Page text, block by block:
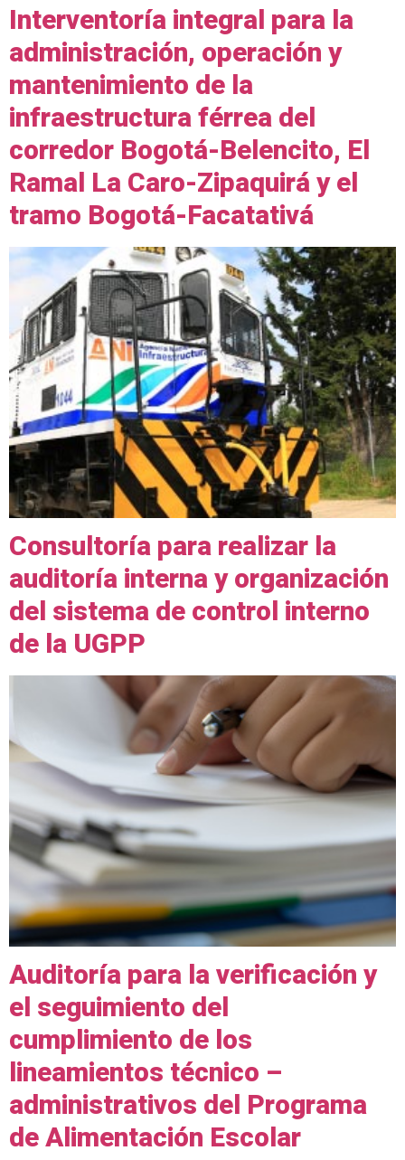
Interventoría integral para la
administración, operación y
mantenimiento de la
infraestructura férrea del
corredor Bogotá-Belencito, El
Ramal La Caro-Zipaquirá y el
tramo Bogotá-Facatativá
Consultoría para realizar la
auditoría interna y organización
del sistema de control interno
de la UGPP
Auditoría para la verificación y
el seguimiento del
cumplimiento de los
lineamientos técnico –
administrativos del Programa
de Alimentación Escolar